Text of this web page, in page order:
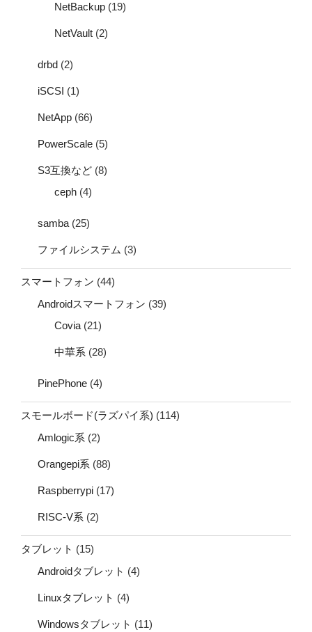
NetBackup (19)
NetVault (2)
drbd (2)
iSCSI (1)
NetApp (66)
PowerScale (5)
S3互換など (8)
ceph (4)
samba (25)
ファイルシステム (3)
スマートフォン (44)
Androidスマートフォン (39)
Covia (21)
中華系 (28)
PinePhone (4)
スモールボード(ラズパイ系) (114)
Amlogic系 (2)
Orangepi系 (88)
Raspberrypi (17)
RISC-V系 (2)
タブレット (15)
Androidタブレット (4)
Linuxタブレット (4)
Windowsタブレット (11)